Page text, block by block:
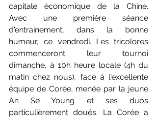
capitale économique de la Chine.
Avec une première séance
d'entrainement, dans la bonne
humeur, ce vendredi. Les tricolores
commenceront leur tournoi
dimanche, à 10h heure locale (4h du
matin chez nous), face à l'excellente
équipe de Corée, menée par la jeune
An Se Young et ses duos
particulièrement doués. La Corée a